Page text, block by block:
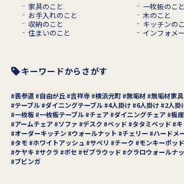
家具のこと
一枚板のこと
お手入れのこと
木のこと
収納のこと
キッチンの
住まいのこと
インフォメ
キーワードからさがす
表参道 自由が丘 吉祥寺 横浜元町 無垢材 無垢材家具
テーブル ダイニングテーブル 4人掛け 6人掛け 2人掛
一枚板 一枚板テーブル チェア ダイニングチェア 板
アームチェア
ソファ デスク ベッド タタミベッド
オーダーキッチン
ウォールナット チェリー ハードメ
タモ
ホワイトアッシュ サペリ チーク モンキーポッド
ケヤキ
サクラ ボセ ゼブラウッド クラロウォールナ
ブビンガ